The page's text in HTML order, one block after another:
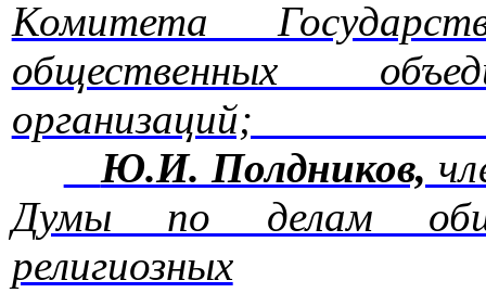
Комитета
общественных
Ю.И. Полдников,
Думы по делам
религиозных